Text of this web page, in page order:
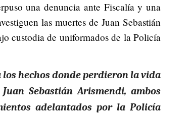
una denuncia ante Fiscalía y una
las muertes de Juan Sebastián
custodia de uniformados de la Policía
los hechos donde perdieron la vida
Sebastián Arismendi, ambos
adelantados por la Policía